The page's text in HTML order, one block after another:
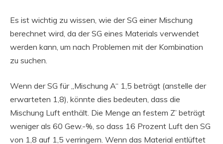
Es ist wichtig zu wissen, wie der SG einer Mischung
berechnet wird, da der SG eines Materials verwendet
werden kann, um nach Problemen mit der Kombination
zu suchen.
Wenn der SG für „Mischung A“ 1,5 beträgt (anstelle der
erwarteten 1,8), könnte dies bedeuten, dass die
Mischung Luft enthält. Die Menge an festem Z’ beträgt
weniger als 60 Gew.-%, so dass 16 Prozent Luft den SG
von 1,8 auf 1,5 verringern. Wenn das Material entlüftet